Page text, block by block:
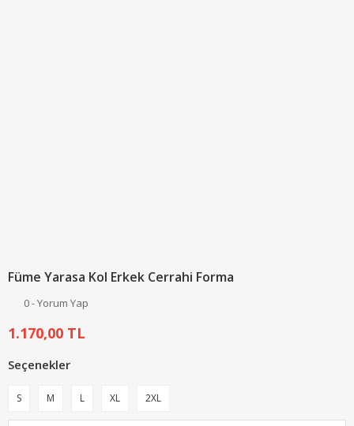
Füme Yarasa Kol Erkek Cerrahi Forma
0 - Yorum Yap
1.170,00 TL
Seçenekler
S M L XL 2XL